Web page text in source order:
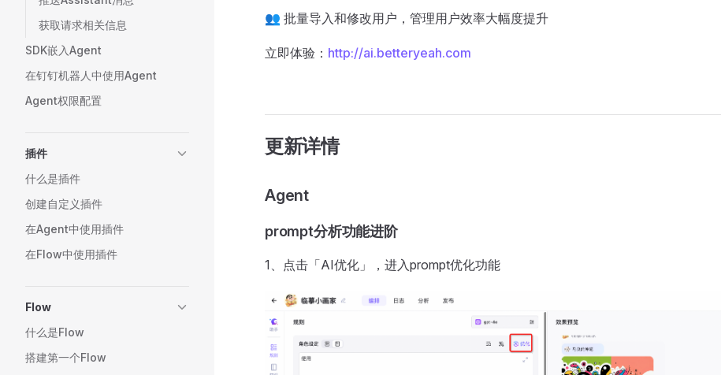
获取请求相关信息
SDK嵌入Agent
在钉钉机器人中使用Agent
Agent权限配置
插件
什么是插件
创建自定义插件
在Agent中使用插件
在Flow中使用插件
Flow
什么是Flow
搭建第一个Flow
👥 批量导入和修改用户，管理用户效率大幅度提升
立即体验： http://ai.betteryeah.com
更新详情
Agent
prompt分析功能进阶
1、点击「AI优化」，进入prompt优化功能